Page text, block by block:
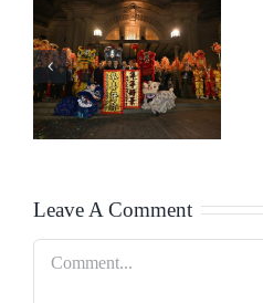
活动预告 |
2025爱丁
堡中国新
Leave A Comment
Comment